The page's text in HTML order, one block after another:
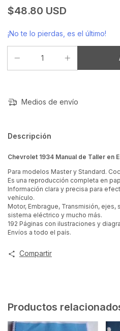
$48.80 USD
¡No te lo pierdas, es el último!
Medios de envío
Descripción
Chevrolet 1934 Manual de Taller en
Para modelos Master y Standard.
Es una reproducción completa en
Información clara y precisa para
vehículo.
Motor, Embrague, Transmisión,
sistema eléctrico y mucho más.
192 Páginas con ilustraciones y
Envíos a todo el país.
Compartir
Productos